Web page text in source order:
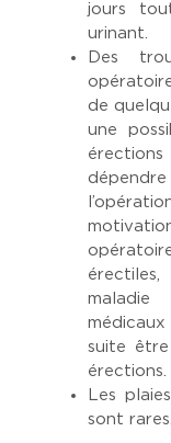
jours
urinant.
Des
de
une
érections
érectiles,
maladie
suite
érections.
Les
sont rares.